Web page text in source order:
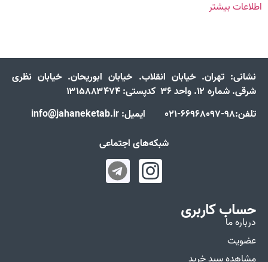
اطلاعات بیشتر
نشانی: تهران. خیابان انقلاب. خیابان ابوریحان. خیابان نظری
شرقی. شماره ۱۲. واحد ۳۶ کدپستی: ۱۳۱۵۸۸۳۴۷۴
تلفن:98-66968097-021 ایمیل: info@jahaneketab.ir
شبکه‌های اجتماعی
حساب کاربری
درباره ما
عضویت
مشاهده سبد خرید